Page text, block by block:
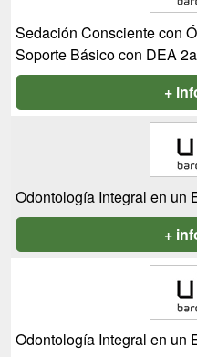
Sedación Consciente con
Soporte Básico con DEA
+
Odontología Integral en un
+
Odontología Integral en un